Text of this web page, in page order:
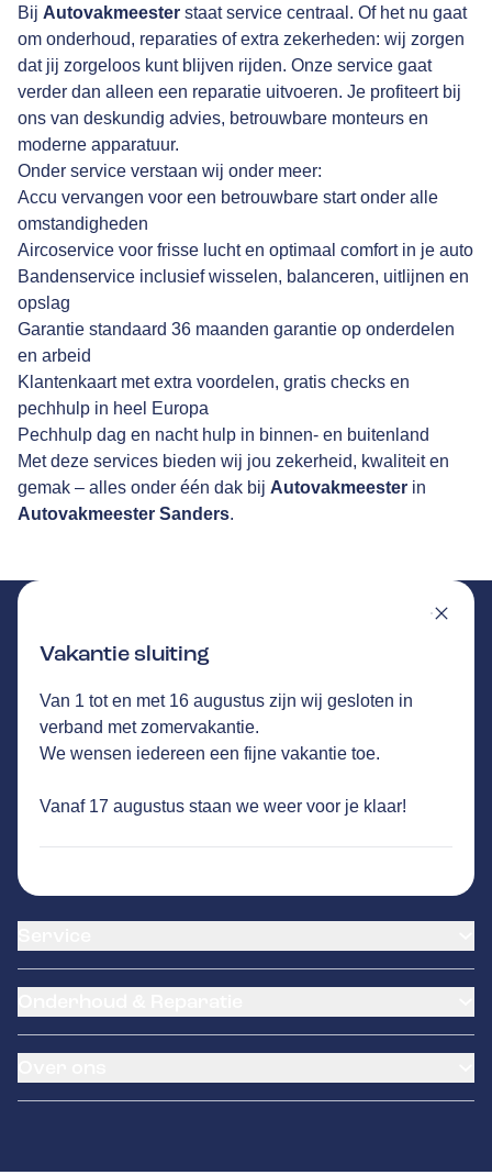
Bij Autovakmeester staat service centraal. Of het nu gaat
om onderhoud, reparaties of extra zekerheden: wij zorgen
dat jij zorgeloos kunt blijven rijden. Onze service gaat
verder dan alleen een reparatie uitvoeren. Je profiteert bij
ons van deskundig advies, betrouwbare monteurs en
moderne apparatuur.
Onder service verstaan wij onder meer:
Accu vervangen voor een betrouwbare start onder alle
omstandigheden
Aircoservice voor frisse lucht en optimaal comfort in je auto
Bandenservice inclusief wisselen, balanceren, uitlijnen en
opslag
Garantie standaard 36 maanden garantie op onderdelen
en arbeid
Klantenkaart met extra voordelen, gratis checks en
pechhulp in heel Europa
Pechhulp dag en nacht hulp in binnen- en buitenland
Met deze services bieden wij jou zekerheid, kwaliteit en
gemak – alles onder één dak bij Autovakmeester in
Autovakmeester Sanders.
Vakantie sluiting
Van 1 tot en met 16 augustus zijn wij gesloten in
verband met zomervakantie.
We wensen iedereen een fijne vakantie toe.
Vanaf 17 augustus staan we weer voor je klaar!
SANDERS
GA NAAR DE HOMEPAGINA
Route
Hoogerheide
Vandaag open tot 12:00 uur
klanten waarderen Autovakmeester
Banden service
Pechhulp
Schade en reparatie